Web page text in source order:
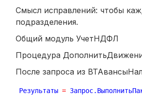
Смысл исправлений: чтобы
подразделения.
Общий модуль УчетНДФЛ
Процедура
После запроса из
Результаты =